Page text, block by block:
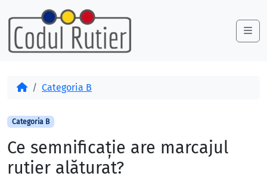
Skip to content
Skip to footer
AcasăCategoria B
Categoria B
Ce semnificaţie are marcajul
rutier alăturat?